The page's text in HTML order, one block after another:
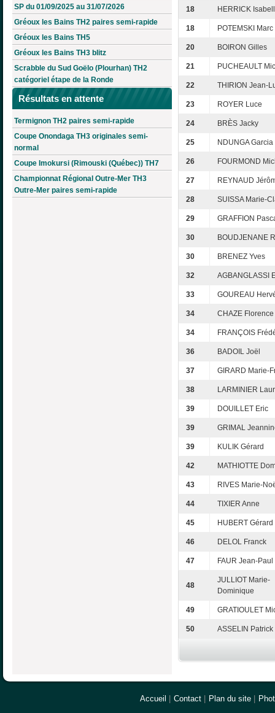
SP du 01/09/2025 au 31/07/2026
Gréoux les Bains TH2 paires semi-rapide
Gréoux les Bains TH5
Gréoux les Bains TH3 blitz
Scrabble du Sud Goëlo (Plourhan) TH2
catégoriel étape de la Ronde
Résultats en attente
Termignon TH2 paires semi-rapide
Coupe Onondaga TH3 originales semi-
normal
Coupe Imokursi (Rimouski (Québec)) TH7
Championnat Régional Outre-Mer TH3
Outre-Mer paires semi-rapide
18 HERRICK
18 POTEMSKI Marc
20 BOIRON Gilles
21 PUCHEAULT
22 THIRION Jean-
23 ROYER Luce
24 BRÈS Jacky
25 NDUNGA Garcia
26 FOURMOND
27 REYNAUD
28 SUISSA Marie-
29 GRAFFION
30 BOUDJENANE
30 BRENEZ Yves
32 AGBANGLASSI
33 GOUREAU
34 CHAZE Florence
34 FRANÇOIS
36 BADOIL Joël
37 GIRARD Marie-
38 LARMINIER
39 DOUILLET Eric
39 GRIMAL
39 KULIK Gérard
42 MATHIOTTE
43 RIVES Marie-
44 TIXIER Anne
45 HUBERT Gérard
46 DELOL Franck
47 FAUR Jean-Paul
48
JULLIOT Marie-
Dominique
49 GRATIOULET
50 ASSELIN Patrick
Accueil Contact Plan du site